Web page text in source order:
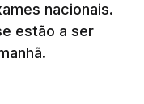
nacionais.
estão a ser